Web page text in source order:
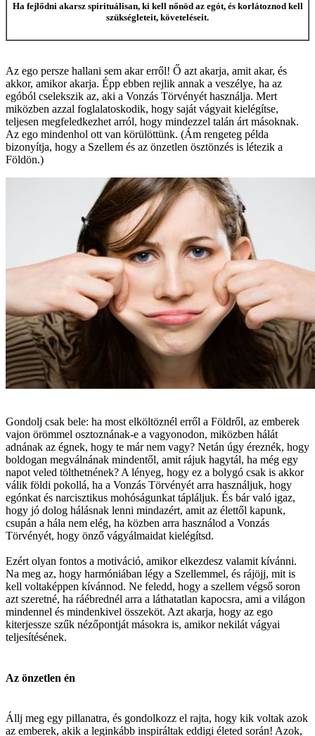
Ha fejlődni akarsz spirituálisan, ki kell nőnöd az egót, és korlátoznod kell
szükségleteit, követeléseit.
Az ego persze hallani sem akar erről! Ő azt akarja, amit akar, és
akkor, amikor akarja. Épp ebben rejlik annak a veszélye, ha az
egóból cselekszik az, aki a Vonzás Törvényét használja. Mert
miközben azzal foglalatoskodik, hogy saját vágyait kielégítse,
teljesen megfeledkezhet arról, hogy mindezzel talán árt másoknak.
Az ego mindenhol ott van körülöttünk. (Ám rengeteg példa
bizonyítja, hogy a Szellem és az önzetlen ösztönzés is létezik a
Földön.)
Gondolj csak bele: ha most elköltöznél erről a Földről, az emberek
vajon örömmel osztoznának-e a vagyonodon, miközben hálát
adnának az égnek, hogy te már nem vagy? Netán úgy éreznék, hogy
boldogan megválnának mindentől, amit rájuk hagytál, ha még egy
napot veled tölthetnének? A lényeg, hogy ez a bolygó csak is akkor
válik földi pokollá, ha a Vonzás Törvényét arra használjuk, hogy
egónkat és narcisztikus mohóságunkat tápláljuk. És bár való igaz,
hogy jó dolog hálásnak lenni mindazért, amit az élettől kapunk,
csupán a hála nem elég, ha közben arra használod a Vonzás
Törvényét, hogy önző vágyálmaidat kielégítsd.
Ezért olyan fontos a motiváció, amikor elkezdesz valamit kívánni.
Na meg az, hogy harmóniában légy a Szellemmel, és rájöjj, mit is
kell voltaképpen kívánnod. Ne feledd, hogy a szellem végső soron
azt szeretné, ha ráébrednél arra a láthatatlan kapocsra, ami a világon
mindennel és mindenkivel összeköt. Azt akarja, hogy az ego
kiterjessze szűk nézőpontját másokra is, amikor nekilát vágyai
teljesítésének.
Az önzetlen én
Állj meg egy pillanatra, és gondolkozz el rajta, hogy kik voltak azok
az emberek, akik a leginkább inspiráltak eddigi életed során! Azok,